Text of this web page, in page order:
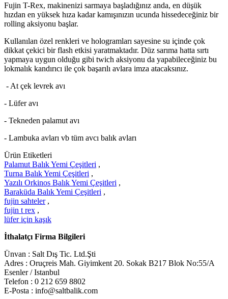
Fujin T-Rex, makinenizi sarmaya başladığınız anda, en düşük
hızdan en yüksek hıza kadar kamışınızın ucunda hissedeceğiniz bir
rolling aksiyonu başlar.
Kullanılan özel renkleri ve hologramları sayesine su içinde çok
dikkat çekici bir flash etkisi yaratmaktadır. Düz sarıma hatta sırtı
yapmaya uygun olduğu gibi twich aksiyonu da yapabileceğiniz bu
lokmalık kandırıcı ile çok başarılı avlara imza atacaksınız.
- At çek levrek avı
- Lüfer avı
- Tekneden palamut avı
- Lambuka avları vb tüm avcı balık avları
Ürün Etiketleri
Palamut Balık Yemi Çeşitleri ,
Turna Balık Yemi Çeşitleri ,
Yazılı Orkinos Balık Yemi Çeşitleri ,
Baraküda Balık Yemi Çeşitleri ,
fujin sahteler ,
fujin t rex ,
lüfer için kaşık
İthalatçı Firma Bilgileri
Ünvan : Salt Dış Tic. Ltd.Şti
Adres : Oruçreis Mah. Giyimkent 20. Sokak B217 Blok No:55/A
Esenler / Istanbul
Telefon : 0 212 659 8802
E-Posta : info@saltbalik.com